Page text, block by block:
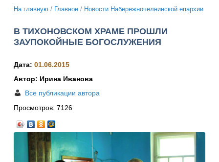
На главную / Главное / Новости Набережночелнинской епархии
В ТИХОНОВСКОМ ХРАМЕ ПРОШЛИ
ЗАУПОКОЙНЫЕ БОГОСЛУЖЕНИЯ
Дата: 01.06.2015
Автор: Ирина Иванова
Все публикации автора
Просмотров: 7126